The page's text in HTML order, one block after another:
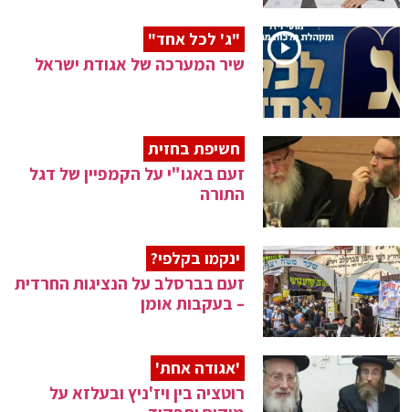
"ג' לכל אחד"
שיר המערכה של אגודת ישראל
חשיפת בחזית
זעם באגו"י על הקמפיין של דגל
התורה
ינקמו בקלפי?
זעם בברסלב על הנציגות החרדית
– בעקבות אומן
'אגודה אחת'
רוטציה בין ויז'ניץ ובעלזא על